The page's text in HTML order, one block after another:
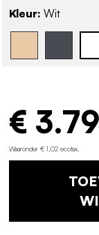
Kleur: Wit
€
Waaronder € 1,02 ecotax